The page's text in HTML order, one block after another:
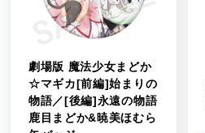
劇場版 魔法少女まどか
☆マギカ[前編]始まりの
物語／[後編]永遠の物語
鹿目まどか&暁美ほむら